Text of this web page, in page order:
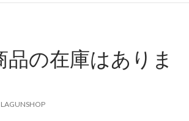
品の在庫はありま
LAGUNSHOP